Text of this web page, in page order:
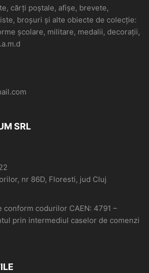
cărți poștale, afișe, brevete,
broșuri și alte obiecte de colecție:
școlare, militare, medalii, decorații,
SRL
nr 86D, Floresti, jud Cluj
conform codurilor CAEN: 4791 –
prin intermediul caselor de comenzi